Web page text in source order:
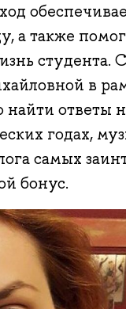
а также
студента.
в
ответы
годах,
самых
бонус.